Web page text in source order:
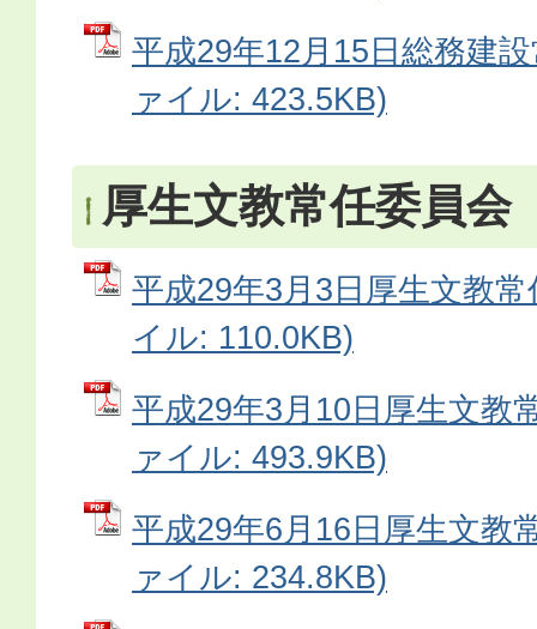
平成29年12月15日総務建
ァイル: 423.5KB)
厚生文教常任委員会
平成29年3月3日厚生文教
イル: 110.0KB)
平成29年3月10日厚生文教
ァイル: 493.9KB)
平成29年6月16日厚生文教
ァイル: 234.8KB)